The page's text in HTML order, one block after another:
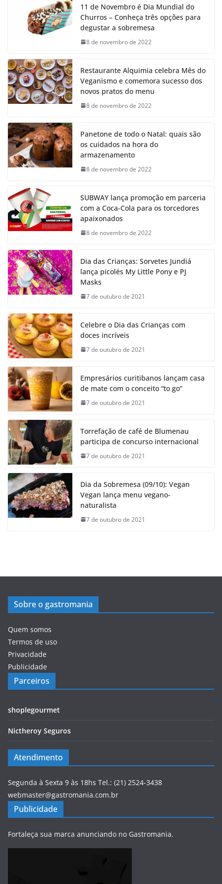
11 de Novembro é Dia Mundial do
Churros – Conheça três opções para
degustar a sobremesa
8 de novembro de 2022
Restaurante Alquimia celebra Mês do
Veganismo e comemora sucesso dos
novos pratos do menu
8 de novembro de 2022
Panetone de todo o Natal: quais são
os cuidados na hora do
armazenamento
8 de novembro de 2022
SUBWAY lança promoção em parceria
com a Coca-Cola para os torcedores
apaixonados
8 de novembro de 2022
Dia das Crianças: Sorvetes Jundiá
lança picolés My Little Pony e PJ
Masks
7 de outubro de 2021
Celebre o Dia das Crianças com
doces incríveis
7 de outubro de 2021
Empresários curitibanos lançam casa
de mate com o conceito “to go”
7 de outubro de 2021
Torrefação de café de Blumenau
participa de concurso internacional
7 de outubro de 2021
Dia da Sobremesa (09/10): Vegan
Vegan lança menu vegano-
naturalista
7 de outubro de 2021
Sobre o gastromania
Quem somos
Termos de uso
Privacidade
Publicidade
Parceiros
shoplegourmet
Nictheroy Seguros
Atendimento
Segunda à Sexta 9 às 18hs Tel.: (21) 2524-3438
webmaster@gastromania.com.br
Publicidade
Fortaleça sua marca anunciando no Gastromania.